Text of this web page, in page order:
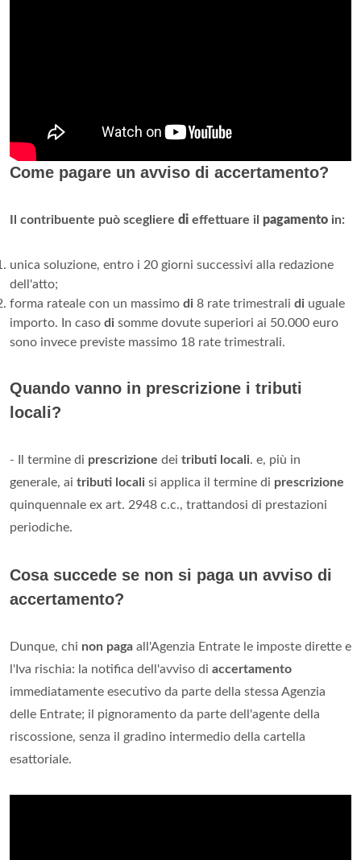
Come pagare un avviso di accertamento?
Il contribuente può scegliere di effettuare il pagamento in:
unica soluzione, entro i 20 giorni successivi alla redazione
dell'atto;
forma rateale con un massimo di 8 rate trimestrali di uguale
importo. In caso di somme dovute superiori ai 50.000 euro
sono invece previste massimo 18 rate trimestrali.
Quando vanno in prescrizione i tributi
locali?
- Il termine di prescrizione dei tributi locali. e, più in
generale, ai tributi locali si applica il termine di prescrizione
quinquennale ex art. 2948 c.c., trattandosi di prestazioni
periodiche.
Cosa succede se non si paga un avviso di
accertamento?
Dunque, chi non paga all'Agenzia Entrate le imposte dirette e
l'Iva rischia: la notifica dell'avviso di accertamento
immediatamente esecutivo da parte della stessa Agenzia
delle Entrate; il pignoramento da parte dell'agente della
riscossione, senza il gradino intermedio della cartella
esattoriale.